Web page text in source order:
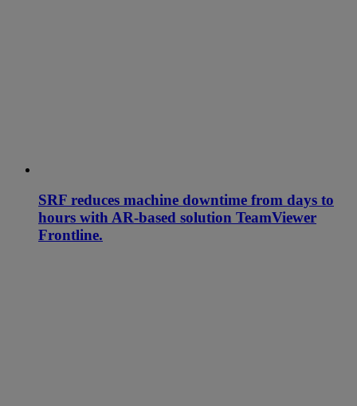
SRF reduces machine downtime from days to
hours with AR-based solution TeamViewer
Frontline.